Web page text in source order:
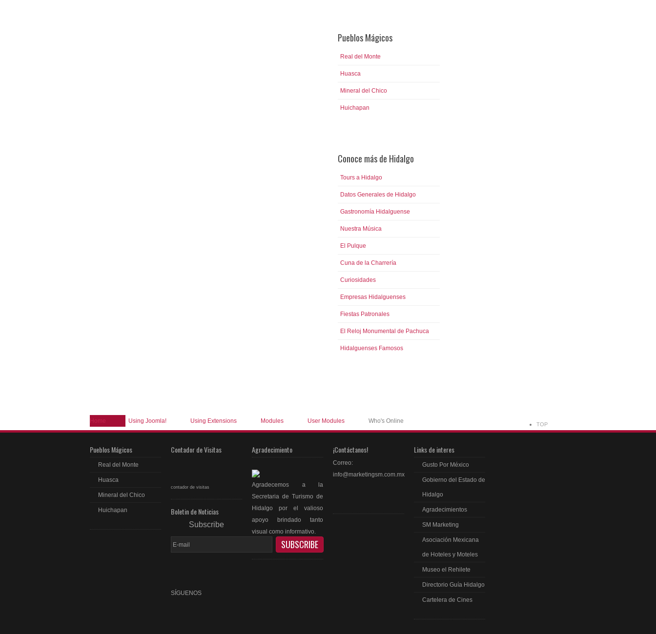
Pueblos Mágicos
Real del Monte
Huasca
Mineral del Chico
Huichapan
Conoce más de Hidalgo
Tours a Hidalgo
Datos Generales de Hidalgo
Gastronomía Hidalguense
Nuestra Música
El Pulque
Cuna de la Charrería
Curiosidades
Empresas Hidalguenses
Fiestas Patronales
El Reloj Monumental de Pachuca
Hidalguenses Famosos
Home Using Joomla! Using Extensions Modules User Modules Who's Online TOP
Pueblos Mágicos
Real del Monte
Huasca
Mineral del Chico
Huichapan
Contador de Visitas
contador de visitas
Boletin de Noticias
Subscribe
SÍGUENOS
Agradecimiento
Agradecemos a la
Secretaria de Turismo de
Hidalgo por el valioso
apoyo brindado tanto
visual como informativo.
¡Contáctanos!
Correo:
info@marketingsm.com.mx
Links de interes
Gusto Por México
Gobierno del Estado de
Hidalgo
Agradecimientos
SM Marketing
Asociación Mexicana
de Hoteles y Moteles
Museo el Rehilete
Directorio Guía Hidalgo
Cartelera de Cines